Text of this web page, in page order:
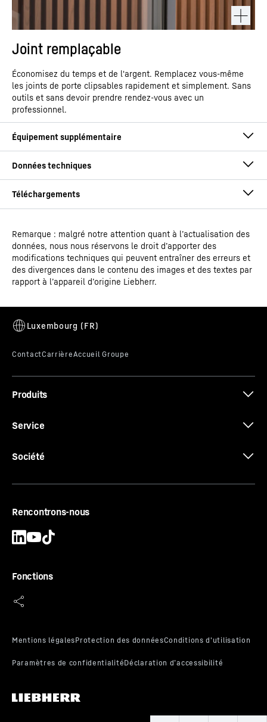
Joint remplaçable
Économisez du temps et de l'argent. Remplacez vous-même
les joints de porte clipsables rapidement et simplement. Sans
outils et sans devoir prendre rendez-vous avec un
professionnel.
Porte à fermeture automatique
se ferme automatiquement jusqu'à un angle
permet de maintenir une température interne stable et
90°, la porte reste ouverte, permettant de charger et
Clayette avec SafetyStop
La clayette avec butée de retenue garantit stabilité et
pression, la clayette ne peut pas être sortie
Type de modèle Réfrigérateur ventilé
EAN 9005382232552
Code article - IDN
Classification
Mode d'emploi
Croquis coté
Certificat CE
Remarque : malgré notre attention quant à l’actualisation des
données, nous nous réservons le droit d’apporter des
modifications techniques qui peuvent entraîner des erreurs et
des divergences dans le contenu des images et des textes par
rapport à l’appareil d’origine Liebherr.
Produits
Service
Société
Rencontrons-nous
Fonctions